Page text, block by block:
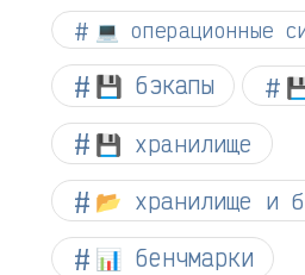
💻 операционные
💾 бэкапы
💾 хранилище
📂 хранилище и
📊 бенчмарки